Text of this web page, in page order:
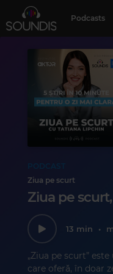
Podcasts
Ziua pe scurt
Ziua pe
13 min •
„Ziua pe scurt”
care oferă, în doar